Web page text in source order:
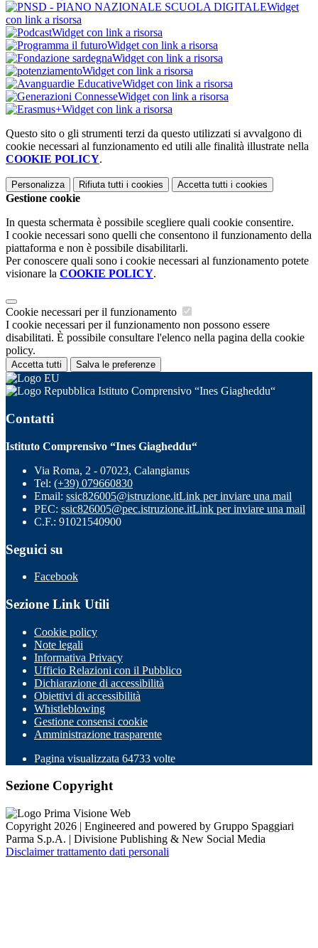
Widget
con link a risorsa
Widget con link a risorsa
Widget con link a risorsa
Widget con link a risorsa
Widget con link a risorsa
Widget con link a risorsa
Widget con link a risorsa
Widget con link a risorsa
Questo sito o gli strumenti terzi da questo utilizzati si avvalgono di
cookie necessari al funzionamento ed utili alle finalità illustrate nella
COOKIE POLICY.
Personalizza Rifiuta tutti i cookies Accetta tutti i cookies
Gestione cookie
In questa schermata è possibile scegliere quali cookie consentire.
I cookie necessari sono quelli che consentono il funzionamento della
piattaforma e non è possibile disabilitarli.
Per conoscere quali sono i cookie necessari al funzionamento potete
visionare la COOKIE POLICY.
Cookie necessari per il funzionamento
I cookie necessari per il funzionamento non possono essere
disabilitati. È possibile consultare l'elenco nella pagina della cookie
policy.
Accetta tutti Salva le preferenze
Istituto Comprensivo “Ines Giagheddu“
Contatti
Istituto Comprensivo “Ines Giagheddu“
Via Roma, 2 - 07023, Calangianus
Tel: (+39) 079660830
Email: ssic826005@istruzione.itLink per inviare una mail
PEC: ssic826005@pec.istruzione.itLink per inviare una mail
C.F.: 91021540900
Seguici su
Facebook
Sezione Link Utili
Cookie policy
Note legali
Informativa Privacy
Ufficio Relazioni con il Pubblico
Dichiarazione di accessibilità
Obiettivi di accessibilità
Whistleblowing
Gestione consensi cookie
Amministrazione trasparente
Pagina visualizzata 64733 volte
Sezione Copyright
Copyright 2026 | Engineered and powered by Gruppo Spaggiari
Parma S.p.A. | Divisione Publishing & New Social Media
Disclaimer trattamento dati personali